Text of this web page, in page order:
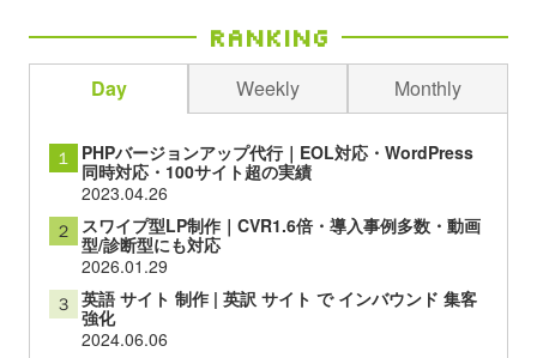
Ranking
Day Weekly Monthly
１ PHPバージョンアップ代行｜EOL対応・WordPress
同時対応・100サイト超の実績
2023.04.26
２ スワイプ型LP制作｜CVR1.6倍・導入事例多数・動画
型/診断型にも対応
2026.01.29
３ 英語 サイト 制作 | 英訳 サイト で インバウンド 集客
強化
2024.06.06